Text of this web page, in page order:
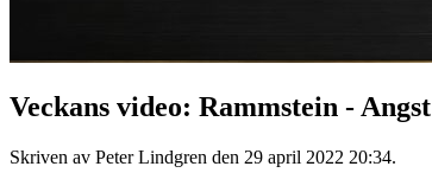
Veckans video: Rammstein - Angst
Skriven av Peter Lindgren den 29 april 2022 20:34.